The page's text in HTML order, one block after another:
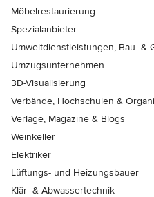
Möbelrestaurierung
Spezialanbieter
Umweltdienstleistungen, Bau- &
Umzugsunternehmen
3D-Visualisierung
Verbände, Hochschulen &
Verlage, Magazine & Blogs
Weinkeller
Elektriker
Lüftungs- und Heizungsbauer
Klär- & Abwassertechnik